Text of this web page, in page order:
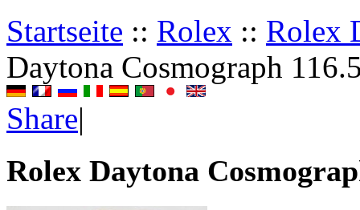
Startseite :: Rolex :: Rolex
Daytona Cosmograph
Share|
Rolex Daytona